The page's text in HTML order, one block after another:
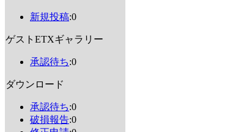
新規投稿:0
ゲストETXギャラリー
承認待ち:0
ダウンロード
承認待ち:0
破損報告:0